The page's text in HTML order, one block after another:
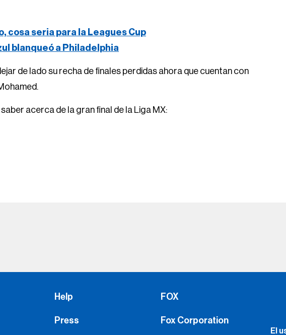
cosa seria para la Leagues Cup
blanqueó a Philadelphia
de lado su recha de finales perdidas ahora que cuentan con
acerca de la gran final de la Liga MX:
Help
Press
FOX
Fox Corporation
El